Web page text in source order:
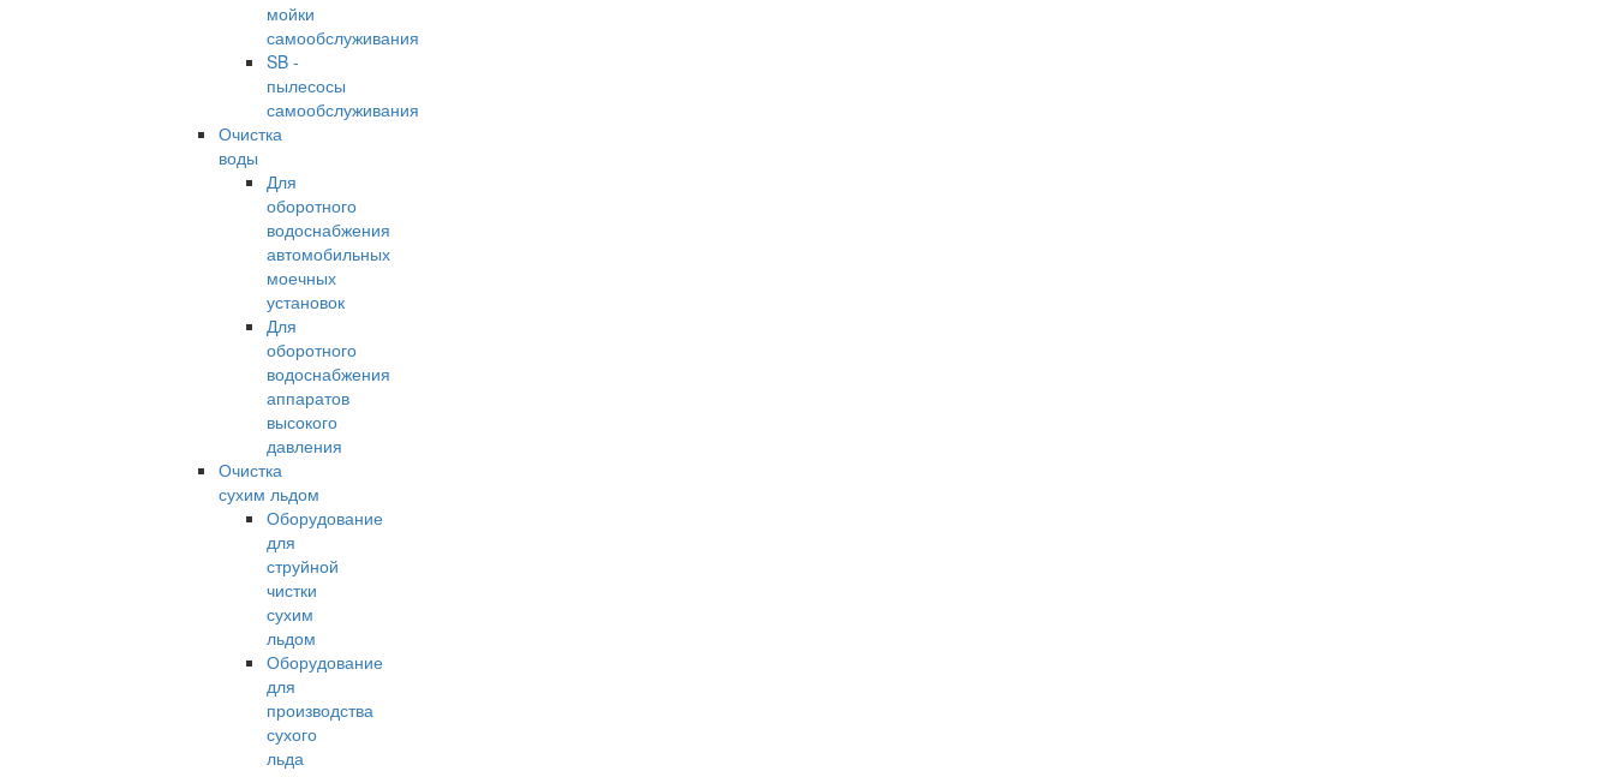
мойки
самообслуживания
SB -
пылесосы
самообслуживания
Очистка
воды
Для
оборотного
водоснабжения
автомобильных
моечных
установок
Для
оборотного
водоснабжения
аппаратов
высокого
давления
Очистка
сухим льдом
Оборудование
для
струйной
чистки
сухим
льдом
Оборудование
для
производства
сухого
льда